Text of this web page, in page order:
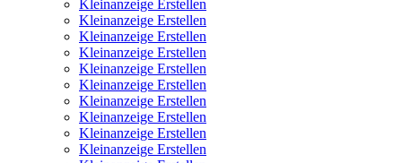
Kleinanzeige Erstellen
Kleinanzeige Erstellen
Kleinanzeige Erstellen
Kleinanzeige Erstellen
Kleinanzeige Erstellen
Kleinanzeige Erstellen
Kleinanzeige Erstellen
Kleinanzeige Erstellen
Kleinanzeige Erstellen
Kleinanzeige Erstellen